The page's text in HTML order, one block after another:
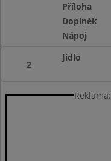
Příloha
Doplněk
Nápoj
2
Jídlo
Reklama: